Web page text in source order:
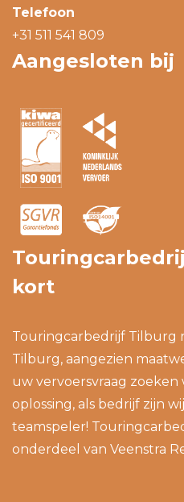
Telefoon
+31 511 541 809
Aangesloten bij
kort
Touringcarbedrijf Tilburg
Tilburg, aangezien
uw vervoersvraag zoeken
oplossing, als bedrijf zijn
teamspeler!
onderdeel van Veenstra